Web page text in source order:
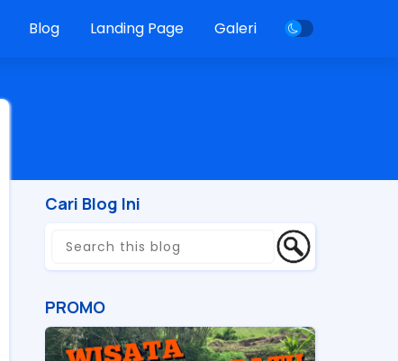
Blog Landing Page Galeri
Cari Blog Ini
PROMO